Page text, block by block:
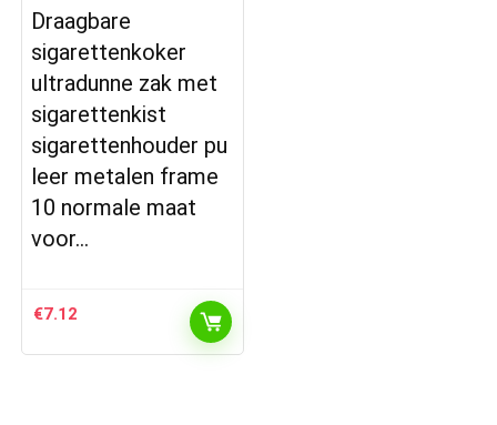
Draagbare
sigarettenkoker
ultradunne zak met
sigarettenkist
sigarettenhouder pu
leer metalen frame
10 normale maat
voor…
€7.12